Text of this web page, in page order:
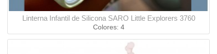
Linterna Infantil de Silicona SARO Little Explorers 3760
Colores: 4